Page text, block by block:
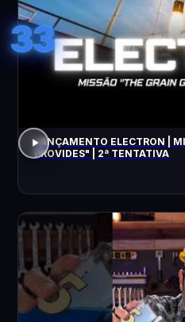
33
LANÇAMENTO ELECTRON |
PROVIDES" | 2ª TENTATIVA